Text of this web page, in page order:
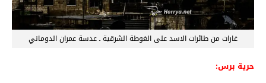
غارات من طائرات الاسد على الغوطة الشرقية ـ عدسة عمران الدوماني
حرية برس: